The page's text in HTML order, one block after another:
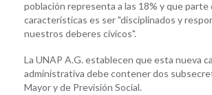
población representa a las 18% y que parte
características es ser "disciplinados y
nuestros deberes cívicos".
La UNAP A.G. establecen que esta nueva
administrativa debe contener dos
Mayor y de Previsión Social.